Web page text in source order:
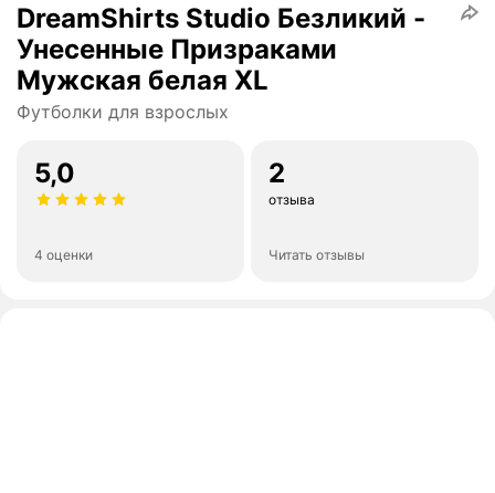
DreamShirts Studio Безликий -
Унесенные Призраками
Мужская белая XL
Футболки для взрослых
5,0
4 оценки
2
отзыва
Читать отзывы